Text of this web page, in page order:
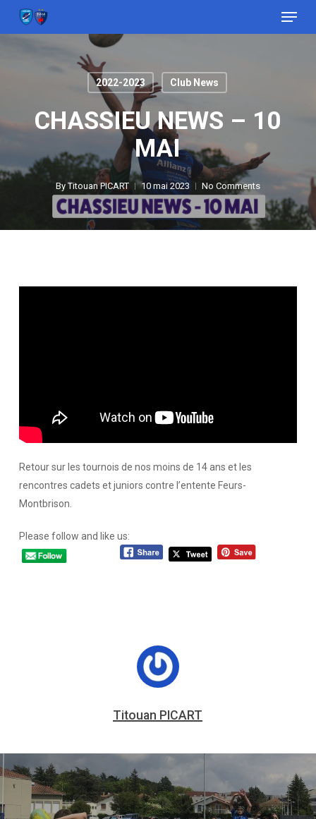
Menu
2022-2023 Club News
CHASSIEU NEWS – 10
MAI
By Titouan PICART 10 mai 2023 No Comments
Retour sur les tournois de nos moins de 14 ans et les
rencontres cadets et juniors contre l’entente Feurs-
Montbrison.
Please follow and like us:
Titouan PICART